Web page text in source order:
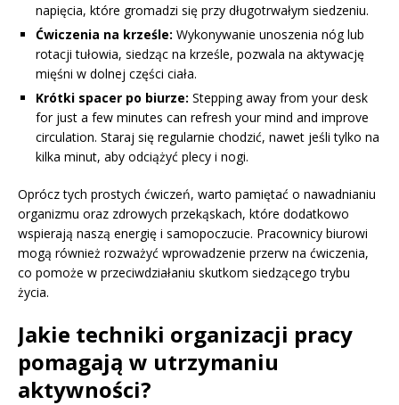
napięcia, które gromadzi się przy długotrwałym siedzeniu.
Ćwiczenia na krześle: Wykonywanie unoszenia nóg lub
rotacji tułowia, siedząc na krześle, pozwala na aktywację
mięśni w dolnej części ciała.
Krótki spacer po biurze: Stepping away from your desk
for just a few minutes can refresh your mind and improve
circulation. Staraj się regularnie chodzić, nawet jeśli tylko na
kilka minut, aby odciążyć plecy i nogi.
Oprócz tych prostych ćwiczeń, warto pamiętać o nawadnianiu
organizmu oraz zdrowych przekąskach, które dodatkowo
wspierają naszą energię i samopoczucie. Pracownicy biurowi
mogą również rozważyć wprowadzenie przerw na ćwiczenia,
co pomoże w przeciwdziałaniu skutkom siedzącego trybu
życia.
Jakie techniki organizacji pracy
pomagają w utrzymaniu
aktywności?